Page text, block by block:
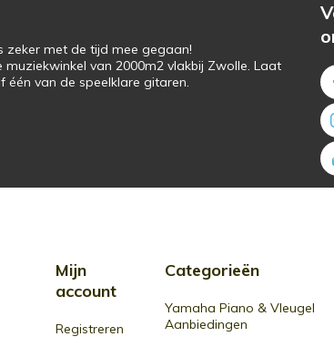
zeker met de tijd mee gegaan!
van 2000m2 vlakbij Zwolle. Laat
één van de speelklare gitaren.
Mijn
account
Registreren
Categorieën
Yamaha Piano & Vleugel
Aanbiedingen